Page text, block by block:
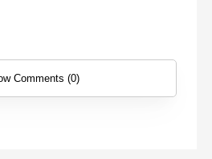
Comments (0)